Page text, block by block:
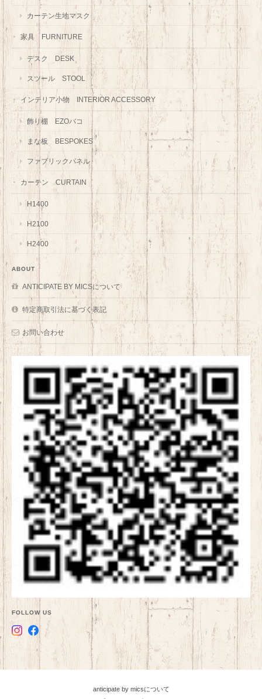
カーテン生地マスク
家具 FURNITURE
デスク DESK
スツール STOOL
インテリア小物 INTERIOR ACCESSORY
飾り棚 EZOバコ
まな板 BESPOKES
ファブリックパネル
カーテン CURTAIN
H1400
H2100
H2400
ABOUT
ANTICIPATE BY MICSについて
特定商取引法に基づく表記
お問い合わせ
FOLLOW US
anticipate by micsについて